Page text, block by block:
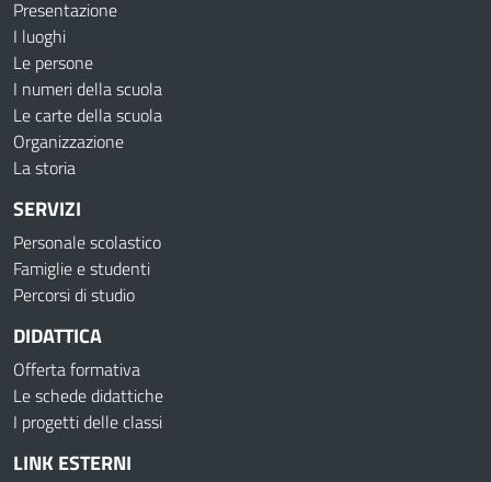
Presentazione
I luoghi
Le persone
I numeri della scuola
Le carte della scuola
Organizzazione
La storia
SERVIZI
Personale scolastico
Famiglie e studenti
Percorsi di studio
DIDATTICA
Offerta formativa
Le schede didattiche
I progetti delle classi
LINK ESTERNI